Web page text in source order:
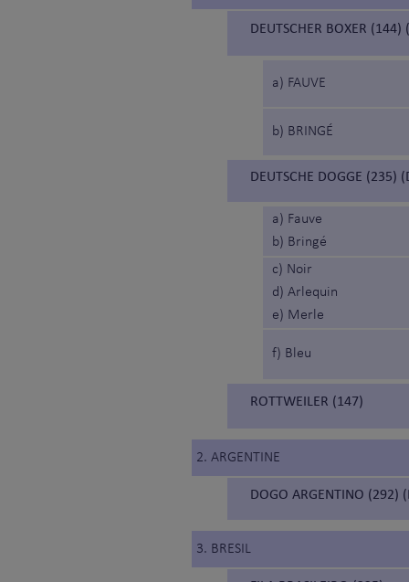
DEUTSCHER BOXER (144)
a) FAUVE
b) BRINGÉ
DEUTSCHE DOGGE (235)
a) Fauve
b) Bringé
c) Noir
d) Arlequin
e) Merle
f) Bleu
ROTTWEILER (147)
2. ARGENTINE
DOGO ARGENTINO (292)
3. BRESIL